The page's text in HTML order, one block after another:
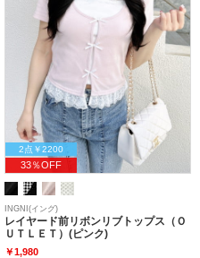
2点￥2200
33％OFF
INGNI(イング)
レイヤード前リボンリブトップス（Ｏ
ＵＴＬＥＴ）(ピンク)
￥1,980